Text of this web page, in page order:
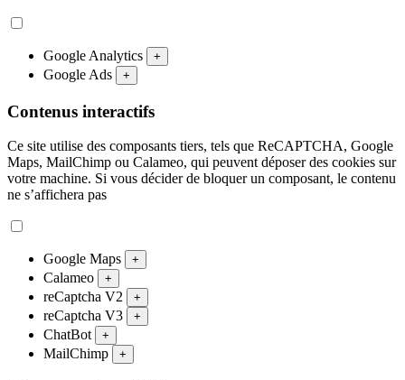
Google Analytics +
Google Ads +
Contenus interactifs
Ce site utilise des composants tiers, tels que ReCAPTCHA, Google
Maps, MailChimp ou Calameo, qui peuvent déposer des cookies sur
votre machine. Si vous décider de bloquer un composant, le contenu
ne s’affichera pas
Google Maps +
Calameo +
reCaptcha V2 +
reCaptcha V3 +
ChatBot +
MailChimp +